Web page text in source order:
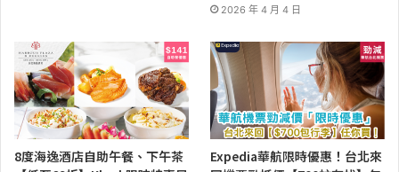
2026 年 4 月 4 日
8度海逸酒店自助午餐、下午茶
Expedia華航限時優惠！台北來